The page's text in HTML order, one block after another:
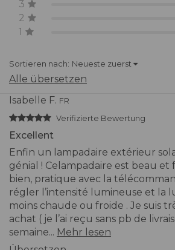
3
2
1
Sortieren nach: Neueste zuerst
Alle übersetzen
Isabelle F. FR
Verifizierte Bewertung
Excellent
Enfin un lampadaire extérieur
génial ! Celampadaire est beau
bien, pratique avec la
régler l’intensité lumineuse et la
moins chaude ou froide . Je suis
achat ( je l’ai reçu sans pb de
semaine... Mehr lesen